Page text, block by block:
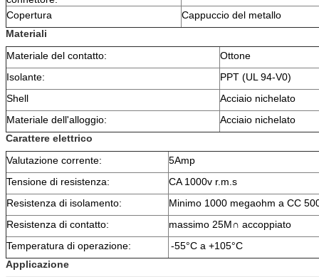
Copertura
Cappuccio del metallo
Materiali
Materiale del contatto:
Ottone
Isolante:
PPT (UL 94-V0)
Shell
Acciaio nichelato
Materiale dell'alloggio:
Acciaio nichelato
Carattere elettrico
Valutazione corrente:
5Amp
Tensione di resistenza:
CA 1000v r.m.s
Resistenza di isolamento:
Minimo 1000 megaohm a CC
Resistenza di contatto:
massimo 25M∩ accoppiato
Temperatura di operazione:
-55°C a +105°C
Applicazione